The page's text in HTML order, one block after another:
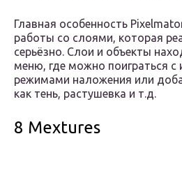
Главная особенность
работы со слоями, которая
серьёзно. Слои и объекты
меню, где можно поиграться с
режимами наложения или
как тень, растушевка и т.д.
8 Mextures